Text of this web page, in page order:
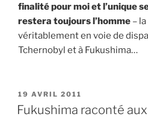
finalité pour moi et l’unique
restera toujours l’homme –
véritablement en voie de
Tchernobyl et à Fukushima…
PUBLIÉ
LE
19 AVRIL 2011
Fukushima raconté